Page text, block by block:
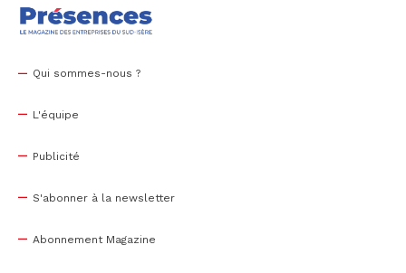
Qui sommes-nous ?
L'équipe
Publicité
S'abonner à la newsletter
Abonnement Magazine